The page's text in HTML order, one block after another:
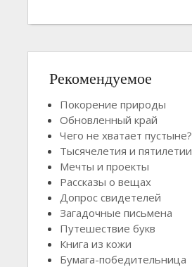
Рекомендуемое
Покорение природы
Обновленный край
Чего не хватает пустыне?
Тысячелетия и пятилетии
Мечты и проекты
Рассказы о вещах
Допрос свидетелей
Загадочные письмена
Путешествие букв
Книга из кожи
Бумага-победительница